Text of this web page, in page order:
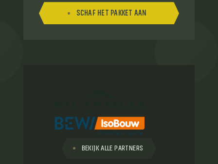
SCHAF HET PAKKET AAN
BEKIJK ALLE PARTNERS